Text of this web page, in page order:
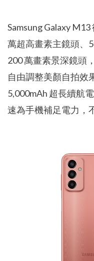
Samsung Galaxy
萬超高畫素主鏡頭、
200 萬畫素景深鏡頭
自由調整美顏自拍效
5,000mAh 超長續航
速為手機補足電力，